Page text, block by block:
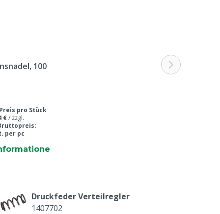
100
Preis pro Stück
€/ zzgl.
per pc
Druckfeder Verteilregler
1407702